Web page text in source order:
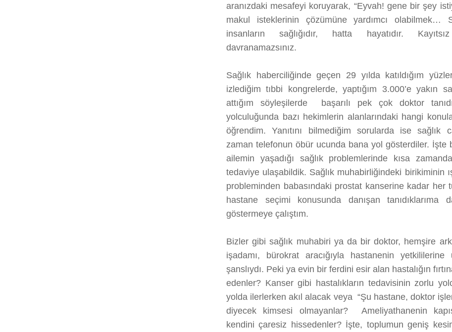
aranızdaki mesafeyi koruyarak, “Eyvah! gene bir şey
makul isteklerinin çözümüne yardımcı olabilmek…
insanların sağlığıdır, hatta hayatıdır.
davranamazsınız.
Sağlık haberciliğinde geçen 29 yılda katıldığım
izlediğim tıbbi kongrelerde, yaptığım 3.000’e yakın
attığım söyleşilerde başarılı pek çok doktor
yolculuğunda bazı hekimlerin alanlarındaki hangi
öğrendim. Yanıtını bilmediğim sorularda ise sağlık
zaman telefonun öbür ucunda bana yol gösterdiler. İşte
ailemin yaşadığı sağlık problemlerinde kısa
tedaviye ulaşabildik. Sağlık muhabirliğindeki birikiminin
probleminden babasındaki prostat kanserine kadar her
hastane seçimi konusunda danışan
göstermeye çalıştım.
Bizler gibi sağlık muhabiri ya da bir doktor, hemşire
işadamı, bürokrat aracığıyla hastanenin
şanslıydı. Peki ya evin bir ferdini esir alan hastalığın
edenler? Kanser gibi hastalıkların tedavisinin zorlu
yolda ilerlerken akıl alacak veya “Şu hastane, doktor
diyecek kimsesi olmayanlar? Ameliyathanenin
kendini çaresiz hissedenler? İşte, toplumun geniş